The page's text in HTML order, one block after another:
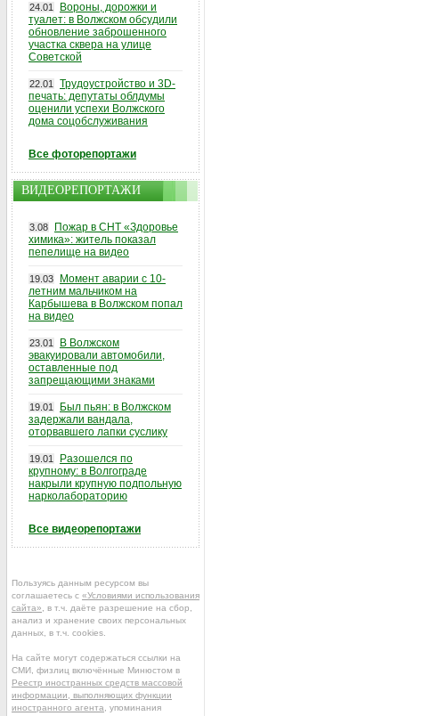
24.01
Вороны, дорожки и
туалет: в Волжском обсудили
обновление заброшенного
участка сквера на улице
Советской
22.01
Трудоустройство и 3D-
печать: депутаты облдумы
оценили успехи Волжского
дома соцобслуживания
Все фоторепортажи
ВИДЕОРЕПОРТАЖИ
3.08
Пожар в СНТ «Здоровье
химика»: житель показал
пепелище на видео
19.03
Момент аварии с 10-
летним мальчиком на
Карбышева в Волжском попал
на видео
23.01
В Волжском
эвакуировали автомобили,
оставленные под
запрещающими знаками
19.01
Был пьян: в Волжском
задержали вандала,
оторвавшего лапки суслику
19.01
Разошелся по
крупному: в Волгограде
накрыли крупную подпольную
нарколабораторию
Все видеорепортажи
Пользуясь данным ресурсом вы
соглашаетесь с «Условиями использования
сайта» , в т.ч. даёте разрешение на сбор,
анализ и хранение своих персональных
данных, в т.ч. cookies.
На сайте могут содержаться ссылки на
СМИ, физлиц включённые Минюстом в
Реестр иностранных средств массовой
информации, выполняющих функции
иностранного агента , упоминания